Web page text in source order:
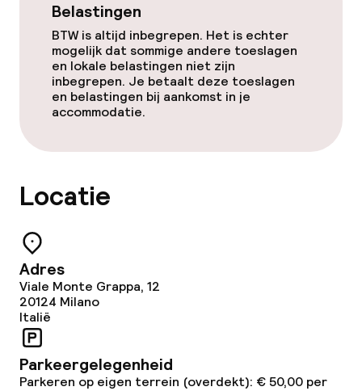
Roomservice
Vroeg ontbijt
Schoonmaakvoorzieningen
Wasservice
Zakelijke faciliteiten
Beleid
Belastingen
BTW is altijd inbegrepen. Het is echter
mogelijk dat sommige andere toeslagen
en lokale belastingen niet zijn
inbegrepen. Je betaalt deze toeslagen
en belastingen bij aankomst in je
accommodatie.
Locatie
Adres
Viale Monte Grappa, 12
20124 Milano
Italië
Parkeergelegenheid
Parkeren op eigen terrein (overdekt): € 50,00 per